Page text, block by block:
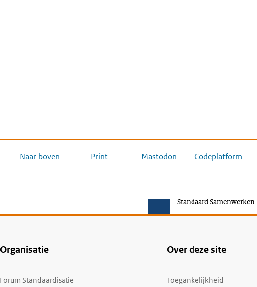
Naar boven Print Mastodon Codeplatform
Standaard Samenwerken
Organisatie
Forum Standaardisatie
Over deze site
Toegankelijkheid